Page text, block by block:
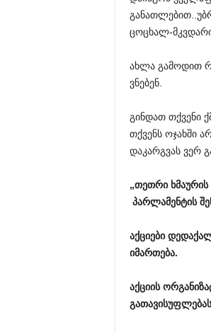
ცოცხალ-
ახლა გამოდით
ვნებენ.
გინდათ თქვენი
თქვენს ოჯახში
დაკარგვას ვერ
„თეთრი
პარლამენტის
აქციები
იმართება.
აქციის
გათავისუფლება